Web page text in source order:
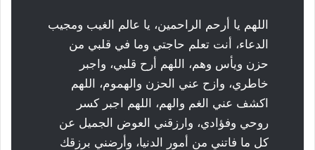
اللهم يا أرحم الراحمين، يا عالم الغيب ومجيب
الدعاء، أنت تعلم حاجتي وما في قلبي من
حزن ويأس وهم، اللهم أرح قلبي، واجبر
خاطري، وازح عني الحزن والهموم، اللهم
اكشف عني الغم والهم، اللهم اجبر كسر
روحي وفؤادي، وارزقني العوض الجميل عن
كل ما فاتني من أمور الدنيا، وأرضني برزقك